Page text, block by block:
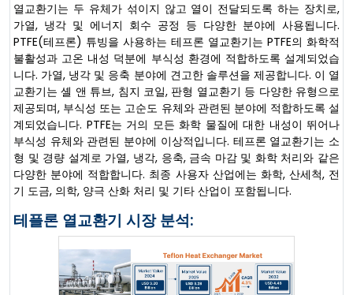
열교환기는 두 유체가 섞이지 않고 열이 전달되도록 하는 장치로,
가열, 냉각 및 에너지 회수 공정 등 다양한 분야에 사용됩니다.
PTFE(테프론) 튜빙을 사용하는 테프론 열교환기는 PTFE의 화학적
불활성과 고온 내성 덕분에 부식성 환경에 적합하도록 설계되었습
니다. 가열, 냉각 및 응축 분야에 견고한 솔루션을 제공합니다. 이 열
교환기는 셸 앤 튜브, 침지 코일, 판형 열교환기 등 다양한 유형으로
제공되며, 부식성 또는 고순도 유체와 관련된 분야에 적합하도록 설
계되었습니다. PTFE는 거의 모든 화학 물질에 대한 내성이 뛰어나
부식성 유체와 관련된 분야에 이상적입니다. 테프론 열교환기는 소
형 및 경량 설계로 가열, 냉각, 응축, 금속 마감 및 화학 처리와 같은
다양한 분야에 적합합니다. 최종 사용자 산업에는 화학, 산세척, 전
기 도금, 의학, 양극 산화 처리 및 기타 산업이 포함됩니다.
테플론 열교환기 시장 분석: